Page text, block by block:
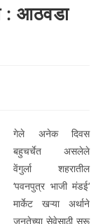
: आठवडा
गेले अनेक दिवस
बहुचर्चेत असलेले
वेंगुर्ला शहरातील
‘पवनपुत्र भाजी मंडई‘
मार्केट खऱ्या अर्थाने
जनतेच्या सेवेसाठी सुरू